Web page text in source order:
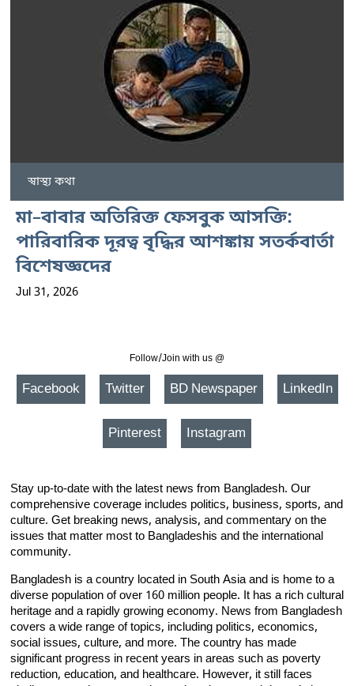
স্বাস্থ্য কথা
মা–বাবার অতিরিক্ত ফেসবুক আসক্তি:
পারিবারিক দূরত্ব বৃদ্ধির আশঙ্কায় সতর্কবার্তা
বিশেষজ্ঞদের
Jul 31, 2026
Follow/Join with us @
Facebook Twitter BD Newspaper LinkedIn
Pinterest Instagram
Stay up-to-date with the latest news from Bangladesh. Our
comprehensive coverage includes politics, business, sports, and
culture. Get breaking news, analysis, and commentary on the
issues that matter most to Bangladeshis and the international
community.
Bangladesh is a country located in South Asia and is home to a
diverse population of over 160 million people. It has a rich cultural
heritage and a rapidly growing economy. News from Bangladesh
covers a wide range of topics, including politics, economics,
social issues, culture, and more. The country has made
significant progress in recent years in areas such as poverty
reduction, education, and healthcare. However, it still faces